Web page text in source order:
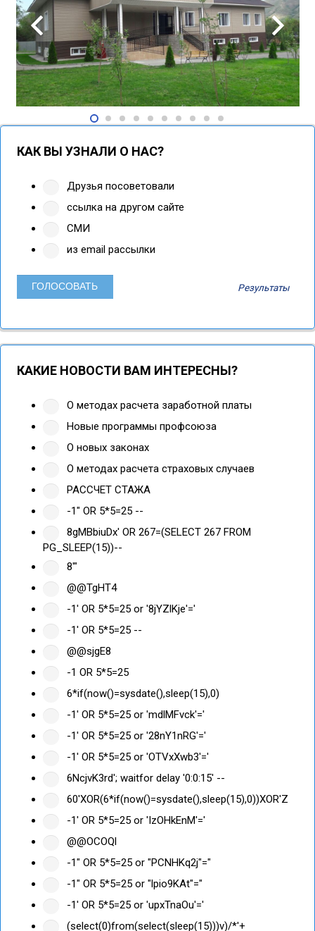
КАК ВЫ УЗНАЛИ О НАС?
Друзья посоветовали
ссылка на другом сайте
СМИ
из email рассылки
Результаты
КАКИЕ НОВОСТИ ВАМ ИНТЕРЕСНЫ?
О методах расчета заработной платы
Новые программы профсоюза
О новых законах
О методах расчета страховых случаев
РАССЧЕТ СТАЖА
-1" OR 5*5=25 --
8gMBbiuDx' OR 267=(SELECT 267 FROM
PG_SLEEP(15))--
8'"
@@TgHT4
-1' OR 5*5=25 or '8jYZlKje'='
-1' OR 5*5=25 --
@@sjgE8
-1 OR 5*5=25
6*if(now()=sysdate(),sleep(15),0)
-1' OR 5*5=25 or 'mdlMFvck'='
-1' OR 5*5=25 or '28nY1nRG'='
-1' OR 5*5=25 or 'OTVxXwb3'='
6NcjvK3rd'; waitfor delay '0:0:15' --
60'XOR(6*if(now()=sysdate(),sleep(15),0))XOR'Z
-1' OR 5*5=25 or 'IzOHkEnM'='
@@OCOQl
-1" OR 5*5=25 or "PCNHKq2j"="
-1" OR 5*5=25 or "lpio9KAt"="
-1' OR 5*5=25 or 'upxTnaOu'='
(select(0)from(select(sleep(15)))v)/*'+